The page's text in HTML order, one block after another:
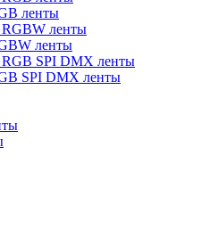
ленты
ленты
SPI DMX ленты